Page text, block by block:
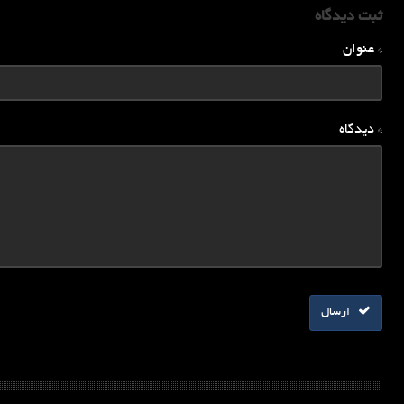
ثبت دیدگاه
* عنوان
* دیدگاه
ارسال